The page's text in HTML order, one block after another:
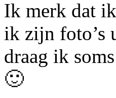
Ik merk dat
ik zijn foto’s
draag ik
🙂